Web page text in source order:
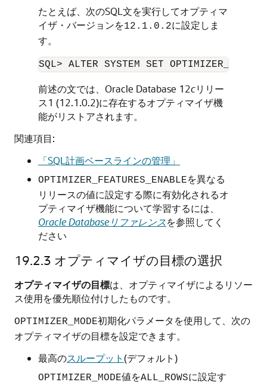
たとえば、次のSQL文を実行してオプティマ
イザ・バージョンを12.1.0.2に設定しま
す。
SQL> ALTER SYSTEM SET
前述の文では、Oracle Database 12cリリー
ス1 (12.1.0.2)に存在するオプティマイザ機
能がリストアされます。
関連項目:
「SQL計画ベースラインの管理」
OPTIMIZER_FEATURES_ENABLEを異なる
リリースの値に設定する際に有効化されるオ
プティマイザ機能について学習するには、
Oracle Databaseリファレンスを参照してく
ださい
19.2.3 オプティマイザの目標の選択
オプティマイザの目標は、オプティマイザによるリソー
ス使用を優先順位付けしたものです。
OPTIMIZER_MODE初期化パラメータを使用して、次の
オプティマイザの目標を設定できます。
最高のスループット(デフォルト)
OPTIMIZER_MODE値をALL_ROWSに設定す